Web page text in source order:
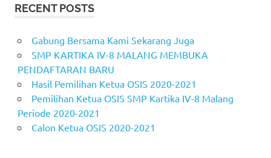
RECENT POSTS
Gabung Bersama Kami Sekarang Juga
SMP KARTIKA IV-8 MALANG MEMBUKA
PENDAFTARAN BARU
Hasil Pemilihan Ketua OSIS 2020-2021
Pemilihan Ketua OSIS SMP Kartika IV-8 Malang
Periode 2020-2021
Calon Ketua OSIS 2020-2021